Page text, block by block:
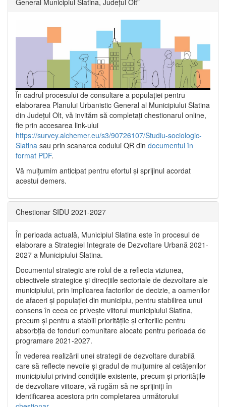
General Municipiul Slatina, Județul Olt”
În cadrul procesului de consultare a populaţiei pentru
elaborarea Planului Urbanistic General al Municipiului Slatina
din Județul Olt, vă invităm să completați chestionarul online,
fie prin accesarea link-ului
https://survey.alchemer.eu/s3/90726107/Studiu-sociologic-
Slatina sau prin scanarea codului QR din documentul în
format PDF.
Vă mulţumim anticipat pentru efortul şi sprijinul acordat
acestui demers.
Chestionar SIDU 2021-2027
În perioada actuală, Municipiul Slatina este în procesul de
elaborare a Strategiei Integrate de Dezvoltare Urbană 2021‐
2027 a Municipiului Slatina.
Documentul strategic are rolul de a reflecta viziunea,
obiectivele strategice și direcțiile sectoriale de dezvoltare ale
municipiului, prin implicarea factorilor de decizie, a oamenilor
de afaceri și populației din municipiu, pentru stabilirea unui
consens în ceea ce privește viitorul municipiului Slatina,
precum și pentru a stabili prioritățile și criteriile pentru
absorbția de fonduri comunitare alocate pentru perioada de
programare 2021-2027.
În vederea realizării unei strategii de dezvoltare durabilă
care să reflecte nevoile și gradul de mulțumire al cetățenilor
municipiului privind condițiile existente, precum și prioritățile
de dezvoltare viitoare, vă rugăm să ne sprijiniți în
identificarea acestora prin completarea următorului